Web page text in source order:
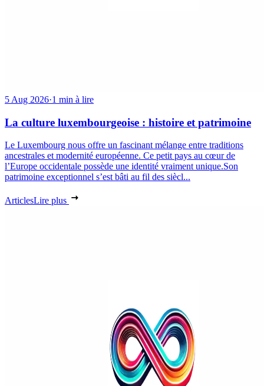
5 Aug 2026·1 min à lire
La culture luxembourgeoise : histoire et patrimoine
Le Luxembourg nous offre un fascinant mélange entre traditions
ancestrales et modernité européenne. Ce petit pays au cœur de
l’Europe occidentale possède une identité vraiment unique.Son
patrimoine exceptionnel s’est bâti au fil des siècl...
ArticlesLire plus